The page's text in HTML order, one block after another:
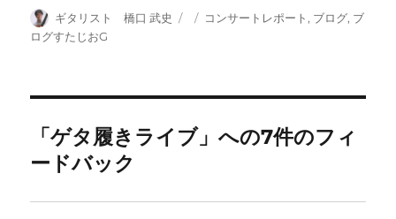
投
稿
ギタリスト 橋口 武史
投 カ
コンサートレポート , ブログ, ブ
ログすたじおG
「ゲタ履きライブ」への7件のフィ
ードバック